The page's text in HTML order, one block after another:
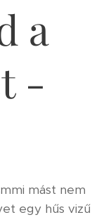
a
-
mást nem
egy hűs vizű